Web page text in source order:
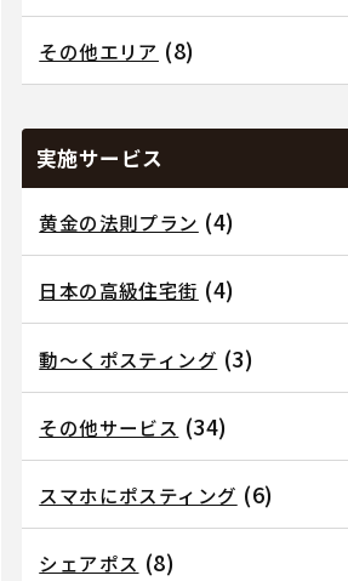
その他エリア (8)
実施サービス
黄金の法則プラン (4)
日本の高級住宅街 (4)
動～くポスティング (3)
その他サービス (34)
スマホにポスティング (6)
シェアポス (8)